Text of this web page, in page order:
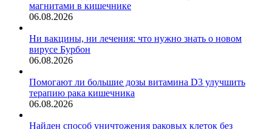
магнитами в кишечнике
06.08.2026
Ни вакцины, ни лечения: что нужно знать о новом
вирусе Бурбон
06.08.2026
Помогают ли большие дозы витамина D3 улучшить
терапию рака кишечника
06.08.2026
Найден способ уничтожения раковых клеток без